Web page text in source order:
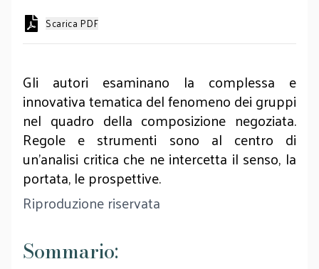
Scarica PDF
Gli autori esaminano la complessa e
innovativa tematica del fenomeno dei gruppi
nel quadro della composizione negoziata.
Regole e strumenti sono al centro di
un’analisi critica che ne intercetta il senso, la
portata, le prospettive.
Riproduzione riservata
Sommario: